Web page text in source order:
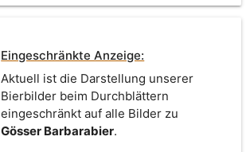
Eingeschränkte Anzeige:
Aktuell ist die Darstellung unserer
Bierbilder beim Durchblättern
eingeschränkt auf alle Bilder zu
Gösser Barbarabier.